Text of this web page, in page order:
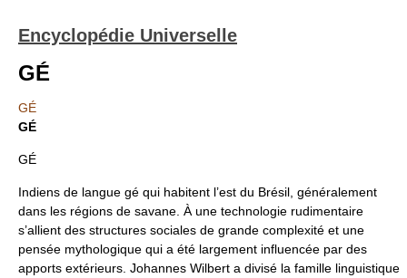
Encyclopédie Universelle
GÉ
GÉ
GÉ
GÉ
Indiens de langue gé qui habitent l’est du Brésil, généralement
dans les régions de savane. À une technologie rudimentaire
s’allient des structures sociales de grande complexité et une
pensée mythologique qui a été largement influencée par des
apports extérieurs. Johannes Wilbert a divisé la famille linguistique